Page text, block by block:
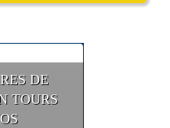
DE
TOURS